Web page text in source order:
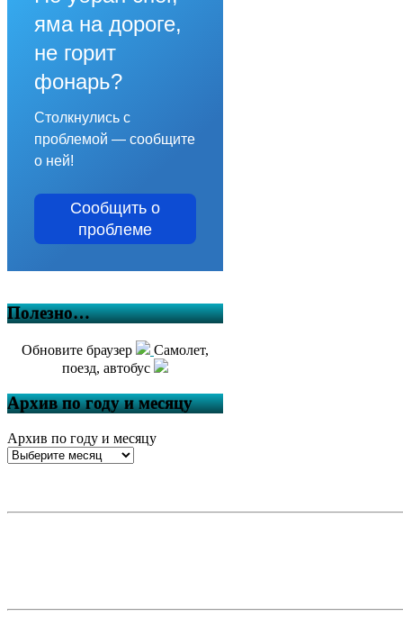
яма на дороге,
не горит
фонарь?
Столкнулись с
проблемой — сообщите
о ней!
Сообщить о
проблеме
Полезно…
Обновите браузер
Самолет,
поезд, автобус
Архив по году и месяцу
Архив по году и месяцу